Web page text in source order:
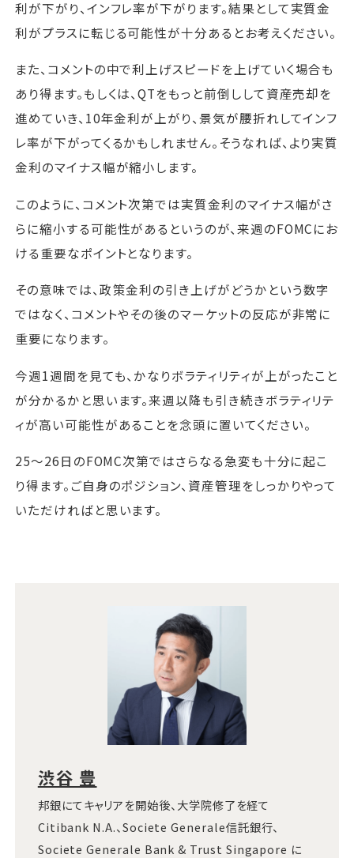
利が下がり、インフレ率が下がります。結果として実質金
利がプラスに転じる可能性が十分あるとお考えください。
また、コメントの中で利上げスピードを上げていく場合も
あり得ます。もしくは、QTをもっと前倒しして資産売却を
進めていき、10年金利が上がり、景気が腰折れしてインフ
レ率が下がってくるかもしれません。そうなれば、より実質
金利のマイナス幅が縮小します。
このように、コメント次第では実質金利のマイナス幅がさ
らに縮小する可能性があるというのが、来週のFOMCにお
ける重要なポイントとなります。
その意味では、政策金利の引き上げがどうかという数字
ではなく、コメントやその後のマーケットの反応が非常に
重要になります。
今週1週間を見ても、かなりボラティリティが上がったこと
が分かるかと思います。来週以降も引き続きボラティリテ
ィが高い可能性があることを念頭に置いてください。
25～26日のFOMC次第ではさらなる急変も十分に起こ
り得ます。ご自身のポジション、資産管理をしっかりやって
いただければと思います。
渋谷 豊
邦銀にてキャリアを開始後、大学院修了を経て
Citibank N.A.、Societe Generale信託銀行、
Societe Generale Bank & Trust Singapore に